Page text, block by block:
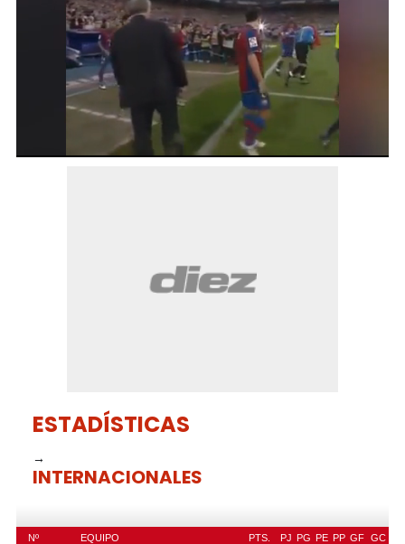
ESTADÍSTICAS
→
INTERNACIONALES